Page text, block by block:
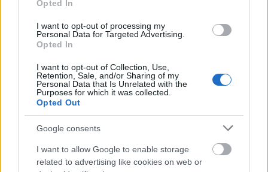
Opted In
I want to opt-out of processing my
Personal Data for Targeted Advertising.
Opted In
I want to opt-out of Collection, Use,
Retention, Sale, and/or Sharing of my
Personal Data that Is Unrelated with the
Purposes for which it was collected.
Opted Out
Google consents
I want to allow Google to enable storage
related to advertising like cookies on web or
VAGY